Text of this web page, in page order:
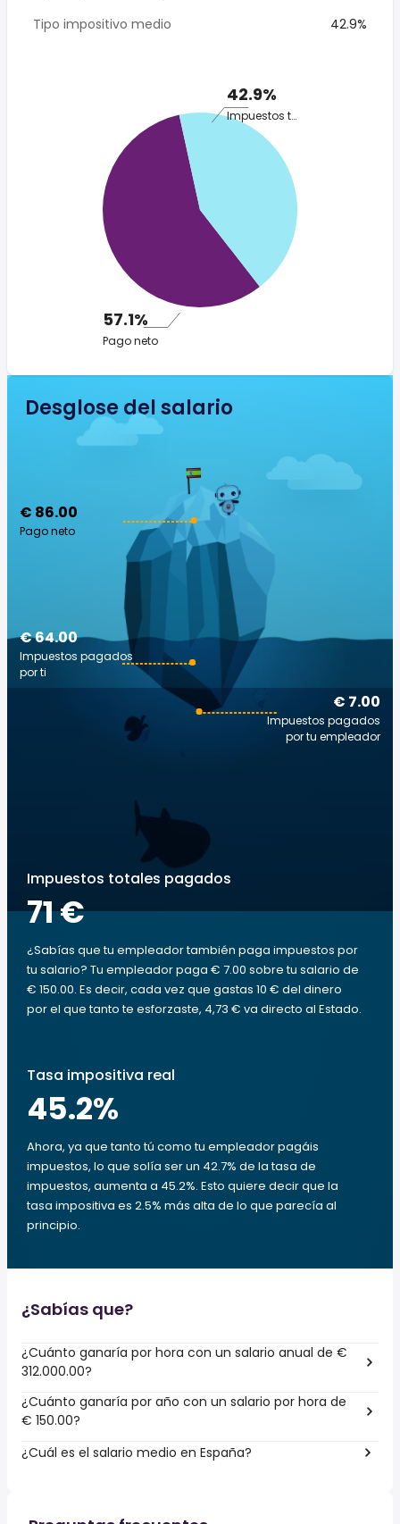
Tipo impositivo medio
42.9%
42.9%
Impuestos totales
57.1%
Pago neto
Desglose del salario
€ 86.00
Pago neto
€ 7.00
Impuestos pagados
por tu empleador
€ 64.00
Impuestos pagados
por ti
Impuestos totales pagados
71 €
¿Sabías que tu empleador también paga impuestos por
tu salario? Tu empleador paga € 7.00 sobre tu salario de
€ 150.00. Es decir, cada vez que gastas 10 € del dinero
por el que tanto te esforzaste, 4,73 € va directo al Estado.
Tasa impositiva real
45.2%
Ahora, ya que tanto tú como tu empleador pagáis
impuestos, lo que solía ser un 42.7% de la tasa de
impuestos, aumenta a 45.2%. Esto quiere decir que la
tasa impositiva es 2.5% más alta de lo que parecía al
principio.
¿Sabías que?
¿Cuánto ganaría por hora con un salario anual de €
312.000.00?
¿Cuánto ganaría por año con un salario por hora de
€ 150.00?
¿Cuál es el salario medio en España?